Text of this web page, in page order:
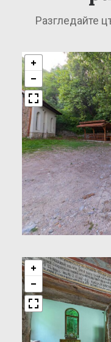
Разгледайте